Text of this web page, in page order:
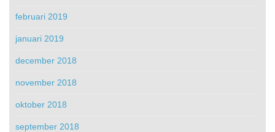
februari 2019
januari 2019
december 2018
november 2018
oktober 2018
september 2018